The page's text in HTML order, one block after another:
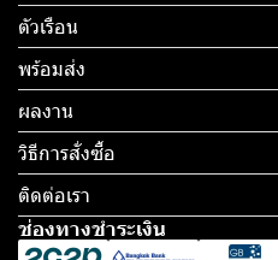
ตัวเรือน
พร้อมส่ง
ผลงาน
วิธีการสั่งซื้อ
ติดต่อเรา
ช่องทางชำระเงิน